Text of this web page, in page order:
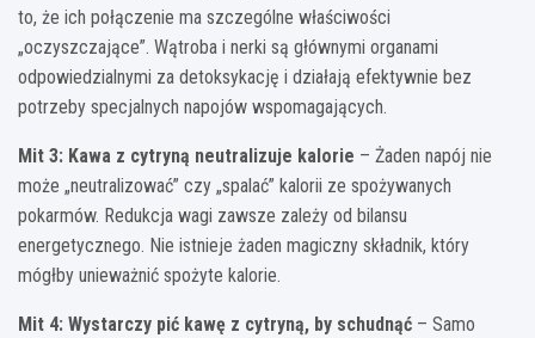
to, że ich połączenie ma szczególne właściwości
„oczyszczające”. Wątroba i nerki są głównymi organami
odpowiedzialnymi za detoksykację i działają efektywnie bez
potrzeby specjalnych napojów wspomagających.
Mit 3: Kawa z cytryną neutralizuje kalorie – Żaden napój nie
może „neutralizować” czy „spalać” kalorii ze spożywanych
pokarmów. Redukcja wagi zawsze zależy od bilansu
energetycznego. Nie istnieje żaden magiczny składnik, który
mógłby unieważnić spożyte kalorie.
Mit 4: Wystarczy pić kawę z cytryną, by schudnąć – Samo